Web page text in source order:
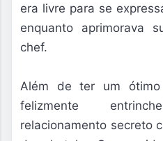
era livre para se
enquanto aprimorava
chef.
Além de ter um ótimo
felizmente
relacionamento secreto